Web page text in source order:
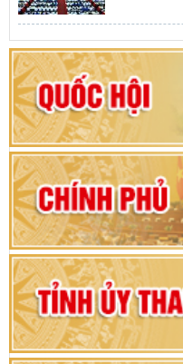
Khai mạc kỳ
Hướng dẫn
khoá XVI
2026-2031
80 năm
vì sự phát
Bộ Chính trị
Đảng bộ tỉnh
2025 - 2030
Đại hội đại
nhiệm kỳ